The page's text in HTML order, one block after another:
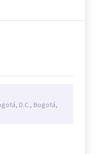
D.C., Bogotá,